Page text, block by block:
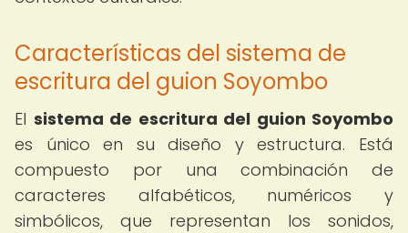
Características del sistema de
escritura del guion Soyombo
El sistema de escritura del guion Soyombo
es único en su diseño y estructura. Está
compuesto por una combinación de
caracteres alfabéticos, numéricos y
simbólicos, que representan los sonidos,